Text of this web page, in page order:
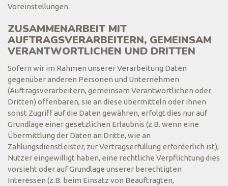
Voreinstellungen.
ZUSAMMENARBEIT MIT
AUFTRAGSVERARBEITERN, GEMEINSAM
VERANTWORTLICHEN UND DRITTEN
Sofern wir im Rahmen unserer Verarbeitung Daten
gegenüber anderen Personen und Unternehmen
(Auftragsverarbeitern, gemeinsam Verantwortlichen oder
Dritten) offenbaren, sie an diese übermitteln oder ihnen
sonst Zugriff auf die Daten gewähren, erfolgt dies nur auf
Grundlage einer gesetzlichen Erlaubnis (z.B. wenn eine
Übermittlung der Daten an Dritte, wie an
Zahlungsdienstleister, zur Vertragserfüllung erforderlich ist),
Nutzer eingewilligt haben, eine rechtliche Verpflichtung dies
vorsieht oder auf Grundlage unserer berechtigten
Interessen (z.B. beim Einsatz von Beauftragten,